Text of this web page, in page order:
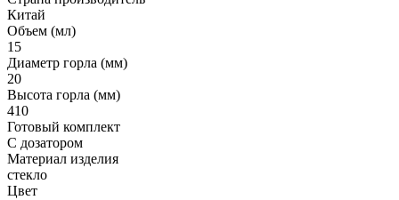
Китай
Объем (мл)
15
Диаметр горла (мм)
20
Высота горла (мм)
410
Готовый комплект
С дозатором
Материал изделия
cтекло
Цвет